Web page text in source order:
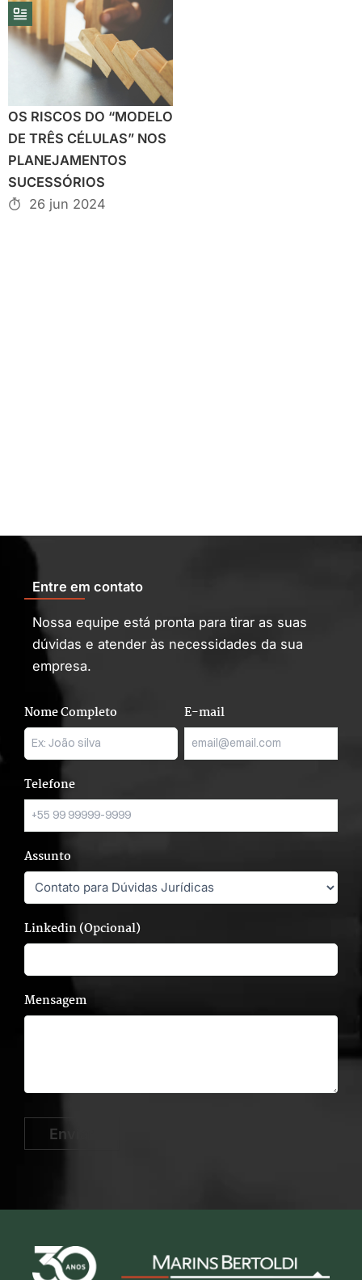
OS RISCOS DO “MODELO
DE TRÊS CÉLULAS” NOS
PLANEJAMENTOS
SUCESSÓRIOS
26 jun 2024
Entre em contato
Nossa equipe está pronta para tirar as suas
dúvidas e atender às necessidades da sua
empresa.
Nome Completo E-mail
Telefone
Assunto
Linkedin (Opcional)
Mensagem
Enviar